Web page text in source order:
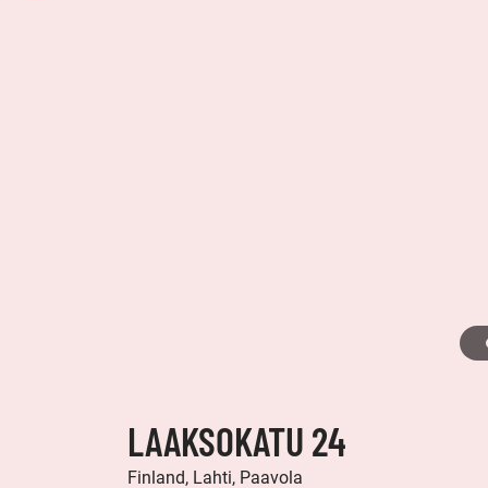
LAAKSOKATU 24
Finland, Lahti, Paavola